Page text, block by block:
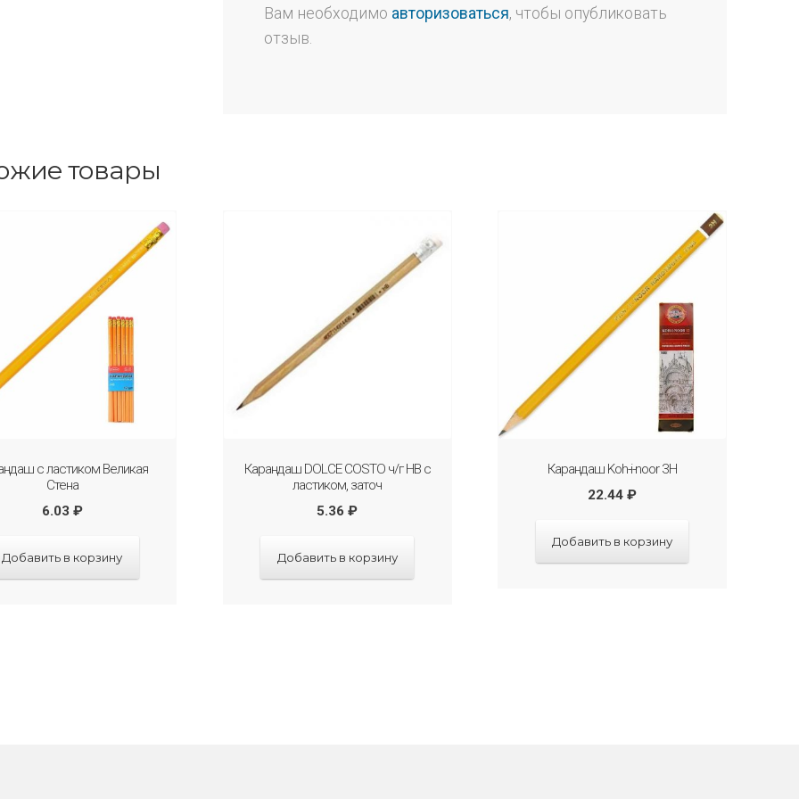
Вам необходимо авторизоваться, чтобы опубликовать
отзыв.
товары
с ластиком Великая
Стена
6.03 ₽
Добавить в корзину
Карандаш DOLCE COSTO ч/г НВ с
ластиком, заточ
5.36₽
Добавить в корзину
Карандаш Koh-i-noor 3H
22.44 ₽
Добавить в корзину